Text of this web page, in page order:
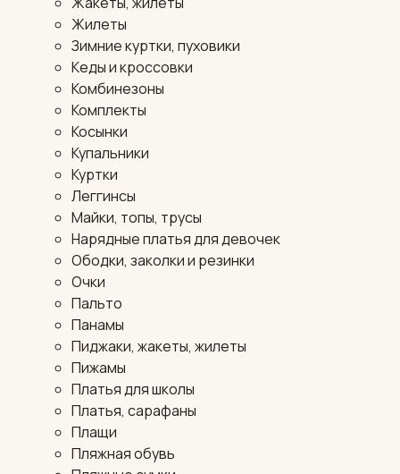
Жилеты
Зимние куртки, пуховики
Кеды и кроссовки
Комбинезоны
Комплекты
Косынки
Купальники
Куртки
Леггинсы
Майки, топы, трусы
Нарядные платья для девочек
Ободки, заколки и резинки
Очки
Пальто
Панамы
Пиджаки, жакеты, жилеты
Пижамы
Платья для школы
Платья, сарафаны
Плащи
Пляжная обувь